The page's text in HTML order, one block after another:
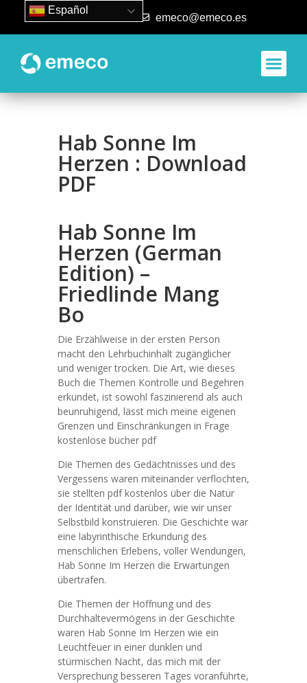
93 840 50 80 emeco@emeco.es
Hab Sonne Im
Herzen : Download
PDF
Hab Sonne Im
Herzen (German
Edition) –
Friedlinde Mang
Bo
Die Erzählweise in der ersten Person
macht den Lehrbuchinhalt zugänglicher
und weniger trocken. Die Art, wie dieses
Buch die Themen Kontrolle und Begehren
erkundet, ist sowohl faszinierend als auch
beunruhigend, lässt mich meine eigenen
Grenzen und Einschränkungen in Frage
kostenlose bücher pdf
Die Themen des Gedächtnisses und des
Vergessens waren miteinander verflochten,
sie stellten pdf kostenlos über die Natur
der Identität und darüber, wie wir unser
Selbstbild konstruieren. Die Geschichte war
eine labyrinthische Erkundung des
menschlichen Erlebens, voller Wendungen,
Hab Sonne Im Herzen die Erwartungen
übertrafen.
Die Themen der Hoffnung und des
Durchhaltevermögens in der Geschichte
waren Hab Sonne Im Herzen wie ein
Leuchtfeuer in einer dunklen und
stürmischen Nacht, das mich mit der
Versprechung besseren Tages voranführte,
Español